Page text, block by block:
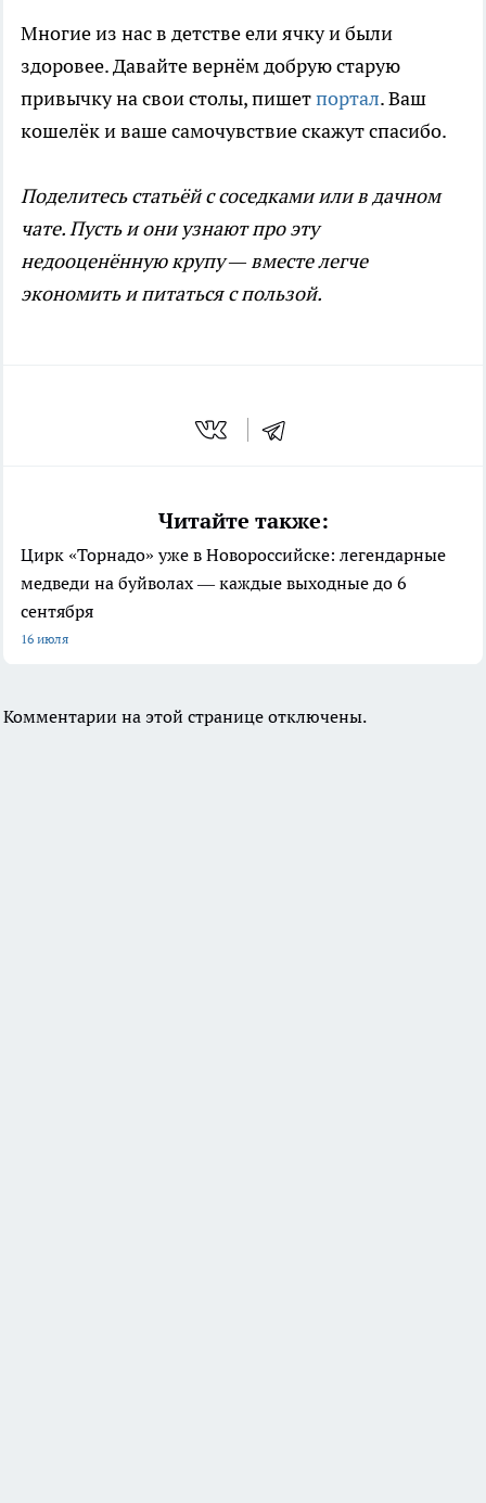
Многие из нас в детстве ели ячку и были
здоровее. Давайте вернём добрую старую
привычку на свои столы, пишетпортал. Ваш
кошелёк и ваше самочувствие скажут спасибо.
Поделитесь статьёй с соседками или в дачном
чате. Пусть и они узнают про эту
недооценённую крупу — вместе легче
экономить и питаться с пользой.
Читайте также:
Цирк «Торнадо» уже в Новороссийске: легендарные
медведи на буйволах — каждые выходные до 6
сентября
16 июля
Комментарии на этой странице отключены.